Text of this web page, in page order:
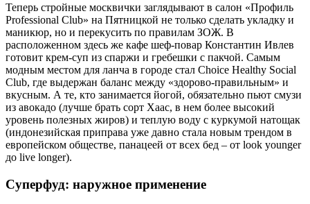
Теперь стройные москвички заглядывают в салон «Профиль
Professional Club» на Пятницкой не только сделать укладку и
маникюр, но и перекусить по правилам ЗОЖ. В
расположенном здесь же кафе шеф-повар Константин Ивлев
готовит крем-суп из спаржи и гребешки с пакчой. Самым
модным местом для ланча в городе стал Choice Healthy Social
Club, где выдержан баланс между «здорово-правильным» и
вкусным. А те, кто занимается йогой, обязательно пьют смузи
из авокадо (лучше брать сорт Хаас, в нем более высокий
уровень полезных жиров) и теплую воду с куркумой натощак
(индонезийская приправа уже давно стала новым трендом в
европейском обществе, панацеей от всех бед – от look younger
до live longer).
Суперфуд: наружное применение